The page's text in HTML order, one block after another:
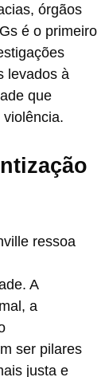
órgãos
é o primeiro
levados à
que
ressoa
A
a
ser pilares
justa e